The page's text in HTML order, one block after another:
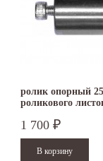
ролик опорный
роликового
1 700 ₽